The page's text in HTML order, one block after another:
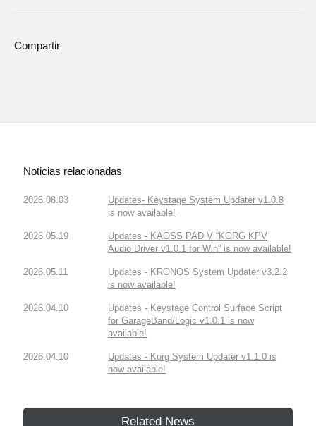
Compartir
Noticias relacionadas
2026.08.03
Updates- Keystage System Updater v1.0.8
is now available!
2026.05.19
Updates - KAOSS PAD V “KORG KPV
Audio Driver v1.0.1 for Win” is now available!
2026.05.11
Updates - KRONOS System Updater v3.2.2
is now available!
2026.04.10
Updates - Keystage Control Surface Script
for GarageBand/Logic v1.0.1 is now
available!
2026.04.10
Updates - Korg System Updater v1.1.0 is
now available!
Related News